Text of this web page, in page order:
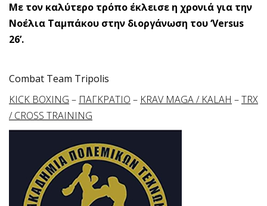
Με τον καλύτερο τρόπο έκλεισε η χρονιά για την
Νοέλια Ταμπάκου στην διοργάνωση του ‘Versus
26’.
Combat Team Tripolis
KICK BOXING – ΠΑΓΚΡΑΤΙΟ – KRAV MAGA / KALAH –TRX
/ CROSS TRAINING